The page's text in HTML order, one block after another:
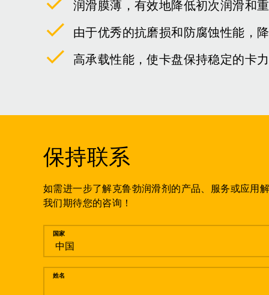
润滑膜薄，有效地降低初次润滑和
由于优秀的抗磨损和防腐蚀性能，
高承载性能，使卡盘保持稳定的卡
保持联系
如需进一步了解克鲁勃润滑剂的产品、服务或应用
我们期待您的咨询！
留言
国家
姓名